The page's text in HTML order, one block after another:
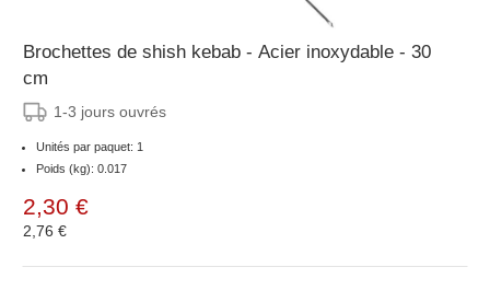
Brochettes de shish kebab - Acier inoxydable - 30
cm
1-3 jours ouvrés
Unités par paquet: 1
Poids (kg): 0.017
2,30 €
2,76 €